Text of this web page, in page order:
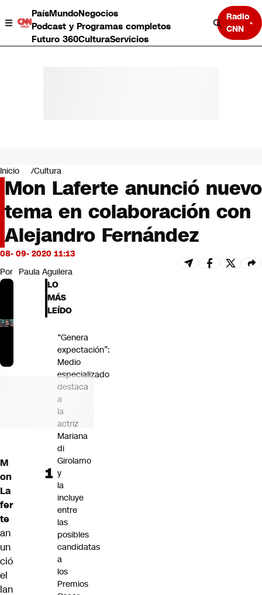
PaísMundoNegocios
Podcast y Programas completos
Futuro 360CulturaServicios
Radio
CNN
Negocios
Deportes
Programas completos
Cultura
Servicios
Bits
CNN Data
CNN tiempo
Futuro 360
Opinión
Inicio Cultura
Mon Laferte anunció nuevo
tema en colaboración con
Alejandro Fernández
08- 09- 2020 11:13
Por Paula Aguilera
M
on
La
fer
te
an
un
ció
el
lan
LO
MÁS
LEÍDO
“Genera
expectación”:
Medio
especializado
destaca
a
la
actriz
Mariana
di
Girolamo
y
la
incluye
entre
las
posibles
candidatas
a
los
Premios